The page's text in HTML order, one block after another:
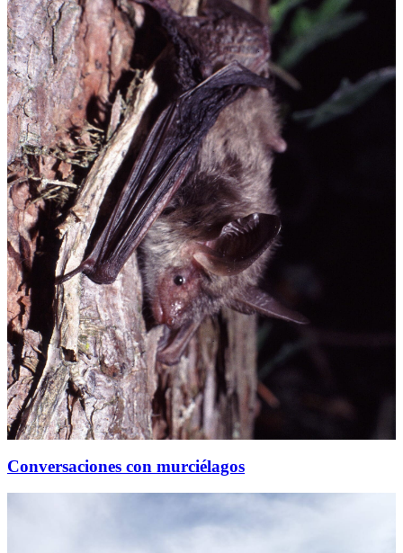
Conversaciones con murciélagos